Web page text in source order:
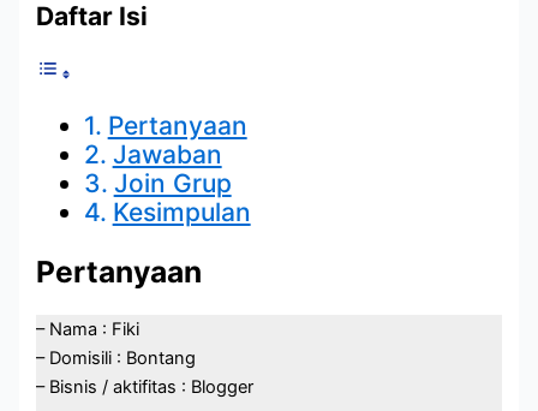
Daftar Isi
Pertanyaan
Jawaban
Join Grup
Kesimpulan
Pertanyaan
– Nama : Fiki
– Domisili : Bontang
– Bisnis / aktifitas : Blogger